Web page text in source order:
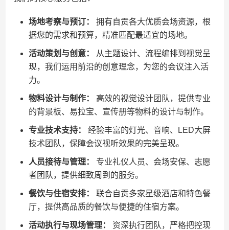
场地考察与预订：
拥有自贡各大优质会场资源，根
据您的需求和预算，精准匹配最适宜的场地。
活动策划与创意：
从主题设计、流程编排到视觉呈
现，我们运用前沿的创意理念，为您的会议注入活
力。
物料设计与制作：
高效的视觉设计团队，提供专业
的背景板、易拉宝、宣传册等物料的设计与制作。
专业技术支持：
经验丰富的灯光、音响、LED大屏
技术团队，保障会议视听效果的完美呈现。
人员接待与管理：
专业礼仪人员、会场安保、志愿
者团队，提供细致周到的服务。
餐饮与住宿安排：
联合自贡多家星级酒店和特色餐
厅，提供高品质的餐饮与便捷的住宿方案。
活动执行与现场管理：
资深执行团队，严格把控现